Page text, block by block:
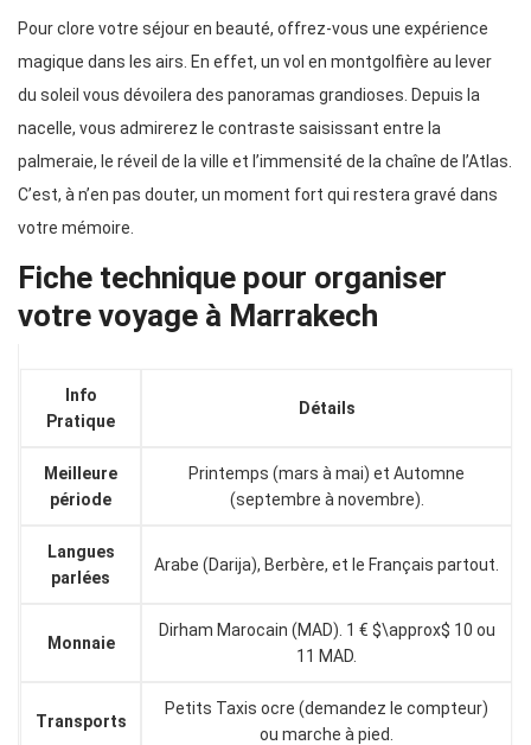
Pour clore votre séjour en beauté, offrez-vous une expérience
magique dans les airs. En effet, un vol en montgolfière au lever
du soleil vous dévoilera des panoramas grandioses. Depuis la
nacelle, vous admirerez le contraste saisissant entre la
palmeraie, le réveil de la ville et l’immensité de la chaîne de l’Atlas.
C’est, à n’en pas douter, un moment fort qui restera gravé dans
votre mémoire.
Fiche technique pour organiser
votre voyage à Marrakech
Info
Pratique
Détails
Meilleure
période
Printemps (mars à mai) et Automne
(septembre à novembre).
Langues
parlées
Arabe (Darija), Berbère, et le Français partout.
Monnaie
Dirham Marocain (MAD). 1 € $\approx$ 10 ou
11 MAD.
Transports
Petits Taxis ocre (demandez le compteur)
ou marche à pied.